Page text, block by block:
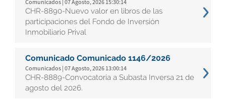
Comunicados | 07 Agosto, 2026 15:30:14
CHR-8890-Nuevo valor en libros de las
participaciones del Fondo de Inversión
Inmobiliario Prival
Comunicado Comunicado 1146/2026
Comunicados | 07 Agosto, 2026 13:00:14
CHR-8889-Convocatoria a Subasta Inversa 21 de
agosto del 2026.